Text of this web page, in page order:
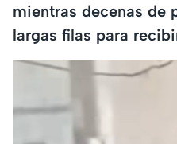
mientras decenas de
largas filas para